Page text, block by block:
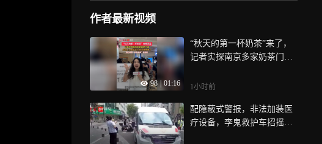
作者最新视频
98 | 01:16
“秋天的第一杯奶茶”来了，
记者实探南京多家奶茶门
爆单
1小时前
配隐蔽式警报，非法加装医
疗设备，李鬼救护车招摇过